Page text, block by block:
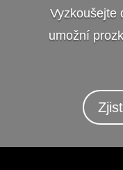
Vyzkoušejte
umožní